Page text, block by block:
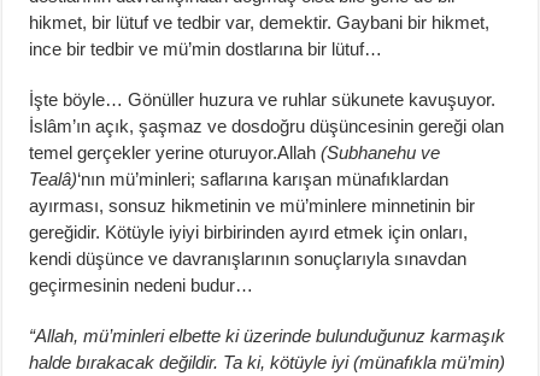
hikmet, bir lütuf ve tedbir var, demektir. Gaybani bir hikmet,
ince bir tedbir ve mü’min dostlarına bir lütuf…
İşte böyle… Gönüller huzura ve ruhlar sükunete kavuşuyor.
İslâm’ın açık, şaşmaz ve dosdoğru düşüncesinin gereği olan
temel gerçekler yerine oturuyor.Allah(Subhanehu ve
Tealâ)‘nın mü’minleri; saflarına karışan münafıklardan
ayırması, sonsuz hikmetinin ve mü’minlere minnetinin bir
gereğidir. Kötüyle iyiyi birbirinden ayırd etmek için onları,
kendi düşünce ve davranışlarının sonuçlarıyla sınavdan
geçirmesinin nedeni budur…
“Allah, mü’minleri elbette ki üzerinde bulunduğunuz karmaşık
halde bırakacak değildir. Ta ki, kötüyle iyi (münafıkla mü’min)